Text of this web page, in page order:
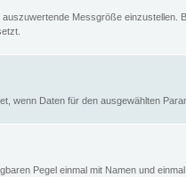
auszuwertende Messgröße einzustellen.
wenn Daten für den ausgewählten
Pegel einmal mit Namen und